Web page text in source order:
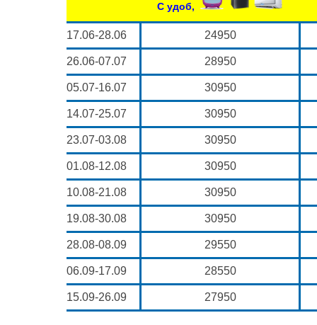
С удоб,
17.06-28.06 24950
26.06-07.07 28950
05.07-16.07 30950
14.07-25.07 30950
23.07-03.08 30950
01.08-12.08 30950
10.08-21.08 30950
19.08-30.08 30950
28.08-08.09 29550
06.09-17.09 28550
15.09-26.09 27950